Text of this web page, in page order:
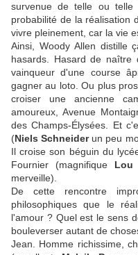
survenue de telle ou
probabilité de la réalisation
vivre pleinement, car la vie
Ainsi, Woody Allen
hasards. Hasard de naître
vainqueur d'une course
gagner au loto. Ou plus
croiser une ancienne
amoureux, Avenue
des Champs-Élysées. Et
(Niels Schneiderun peu
Il croise son béguin du
Fournier (magnifique Lou
merveille).
De cette rencontre
philosophiques que le
l'amour ? Quel est le sens
bouleverser autant de
Jean. Homme richissime,